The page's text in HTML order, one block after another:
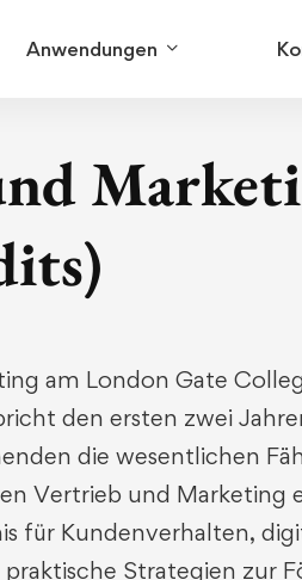
Anwendungen
am London Gate
den ersten zwei
die wesentlichen
Vertrieb und Marketing
für Kundenverhalten,
Strategien zur